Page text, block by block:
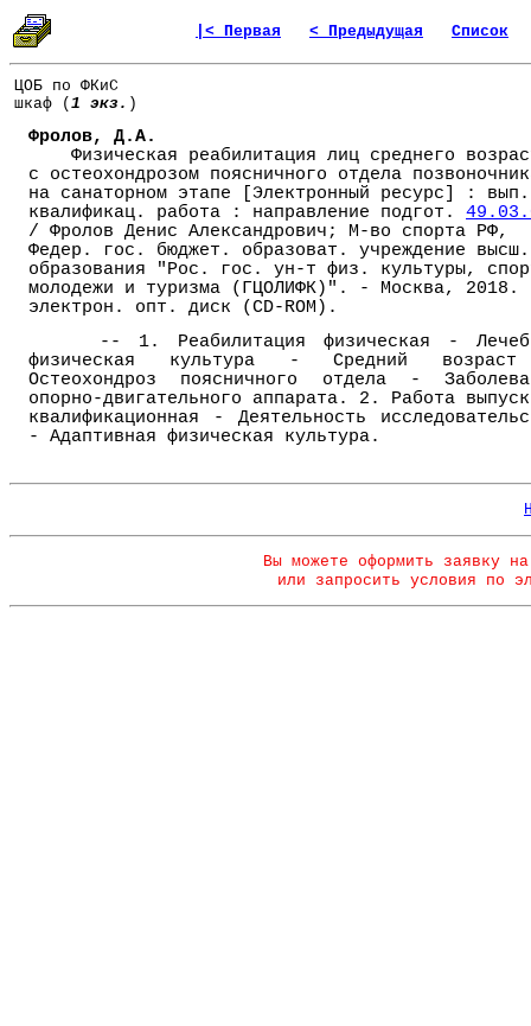
|< Первая < Предыдущая Список
ЦОБ по ФКиС
шкаф ( 1 экз. )
Фролов, Д.А.
Физическая реабилитация лиц среднего
с остеохондрозом поясничного отдела
на санаторном этапе [Электронный ресурс] : вып.
квалификац. работа : направление подгот.
/ Фролов Денис Александрович; М-во спорта РФ,
Федер. гос. бюджет. образоват. учреждение высш.
образования "Рос. гос. ун-т физ. культуры,
молодежи и туризма (ГЦОЛИФК)". - Москва,
электрон. опт. диск (CD-ROM).
-- 1. Реабилитация физическая -
физическая культура - Средний
Остеохондроз поясничного отдела -
опорно-двигательного аппарата. 2. Работа
квалификационная - Деятельность
- Адаптивная физическая культура.
Вы можете оформить заявку
или запросить условия по